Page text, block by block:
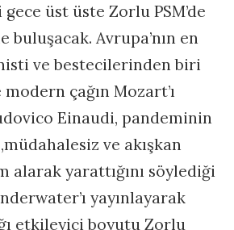
üst üste Zorlu PSM’de
Avrupa’nın en
ve bestecilerinden biri
çağın Mozart’ı
Einaudi, pandeminin
ve akışkan
alarak yarattığını söylediği
yayınlayarak
etkileyici boyutu Zorlu